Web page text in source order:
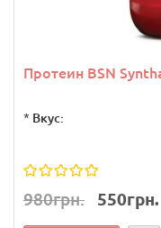
Протеин BSN
* Вкус:
980грн. 550грн.